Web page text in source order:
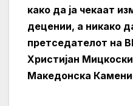
како да ја чекаат
децении, а никако
претседателот
Христијан
Македонска